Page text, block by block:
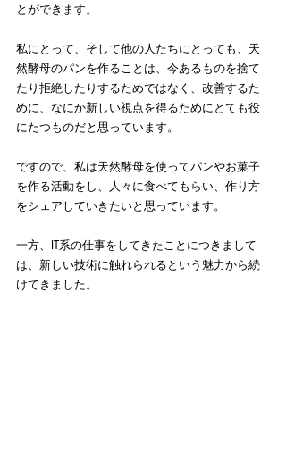
とができます。
私にとって、そして他の人たちにとっても、天
然酵母のパンを作ることは、今あるものを捨て
たり拒絶したりするためではなく、改善するた
めに、なにか新しい視点を得るためにとても役
にたつものだと思っています。
ですので、私は天然酵母を使ってパンやお菓子
を作る活動をし、人々に食べてもらい、作り方
をシェアしていきたいと思っています。
一方、IT系の仕事をしてきたことにつきまして
は、新しい技術に触れられるという魅力から続
けてきました。